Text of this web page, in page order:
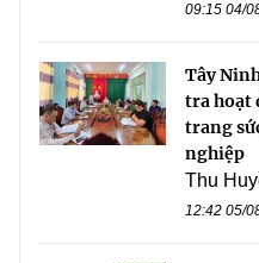
09:15 04/
Tây
tra hoạt
trang
nghiệp
Thu
12:42 05/